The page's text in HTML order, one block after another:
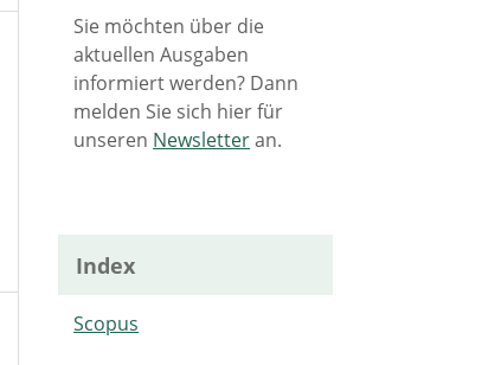
Sie möchten über die
aktuellen Ausgaben
informiert werden? Dann
melden Sie sich hier für
unseren Newsletteran.
Index
Scopus